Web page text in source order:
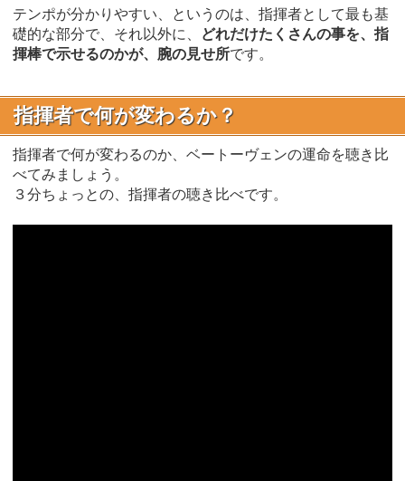
テンポが分かりやすい、というのは、指揮者として最も基
礎的な部分で、それ以外に、
どれだけたくさんの事を、指
揮棒で示せるのかが、腕の見せ所です。
指揮者で何が変わるか？
指揮者で何が変わるのか、ベートーヴェンの運命を聴き比
べてみましょう。
３分ちょっとの、指揮者の聴き比べです。